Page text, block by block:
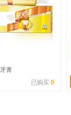
膏
已购买 0